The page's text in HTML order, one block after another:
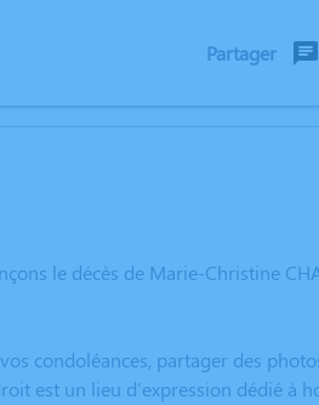
Partager
le décès de Marie-Christine
condoléances, partager des
est un lieu d'expression dédié à